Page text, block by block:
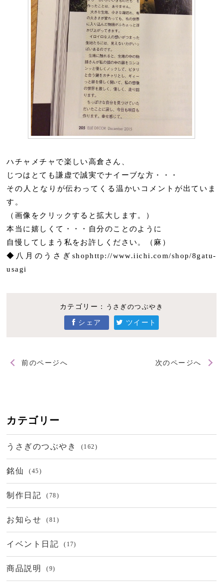
ハチャメチャで楽しい高倉さん、
じつはとても謙虚で誠実でナイーブな方・・・
その人となりが伝わってくる温かいコメントが出ていま
す。
（画像をクリックすると拡大します。）
本当に嬉しくて・・・自分のことのように
自慢してしまう私をお許しください。（麻）
◆八月のうさぎshophttp://www.iichi.com/shop/8gatu-
usagi
カテゴリー： うさぎのつぶやき
シェア ツイート
前のページへ 次のページへ
カテゴリー
うさぎのつぶやき (162)
銘仙 (45)
制作日記 (78)
お知らせ (81)
イベント日記 (17)
商品説明 (9)